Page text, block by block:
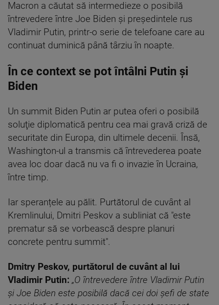
Macron a căutat să intermedieze o posibilă
întrevedere între Joe Biden și președintele rus
Vladimir Putin, printr-o serie de telefoane care au
continuat duminică până târziu în ​​noapte.
În ce context se pot întâlni Putin și
Biden
Un summit Biden Putin ar putea oferi o posibilă
soluţie diplomatică pentru cea mai gravă criză de
securitate din Europa, din ultimele decenii. Însă,
Washington-ul a transmis că întrevederea poate
avea loc doar dacă nu va fi o invazie în Ucraina,
între timp.
Iar speranțele au pălit. Purtătorul de cuvânt al
Kremlinului, Dmitri Peskov a subliniat că "este
prematur să se vorbească despre planuri
concrete pentru summit".
Dmitry Peskov, purtătorul de cuvânt al lui
Vladimir Putin: „O întrevedere între Vladimir Putin
şi Joe Biden este posibilă dacă cei doi şefi de state